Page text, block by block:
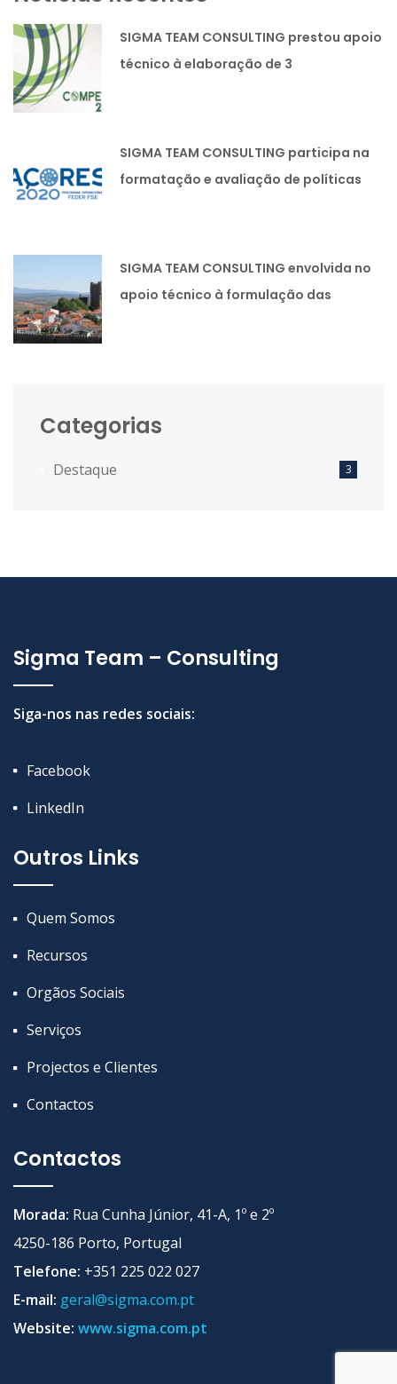
SIGMA TEAM CONSULTING prestou apoio
técnico à elaboração de 3
SIGMA TEAM CONSULTING participa na
formatação e avaliação de políticas
SIGMA TEAM CONSULTING envolvida no
apoio técnico à formulação das
Categorias
Destaque 3
Sigma Team – Consulting
Siga-nos nas redes sociais:
Facebook
LinkedIn
Outros Links
Quem Somos
Recursos
Orgãos Sociais
Serviços
Projectos e Clientes
Contactos
Contactos
Morada: Rua Cunha Júnior, 41-A, 1º e 2º
4250-186 Porto, Portugal
Telefone: +351 225 022 027
E-mail: geral@sigma.com.pt
Website: www.sigma.com.pt